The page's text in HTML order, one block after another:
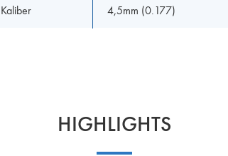
Kaliber 4,5mm (0.177)
HIGHLIGHTS